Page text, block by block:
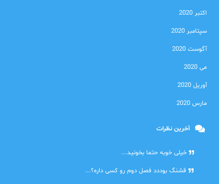
اکتبر 2020
سپتامبر 2020
آگوست 2020
می 2020
آوریل 2020
مارس 2020
آخرین نظرات
خیلی خوبه حتما بخونید...
قشنگ بوددد فصل دوم رو کسی داره؟...